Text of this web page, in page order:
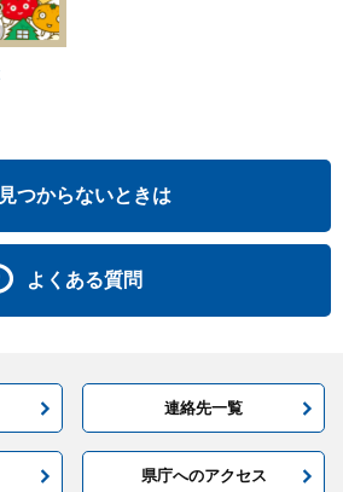
見つからないときは
よくある質問
連絡先一覧
県庁へのアクセス